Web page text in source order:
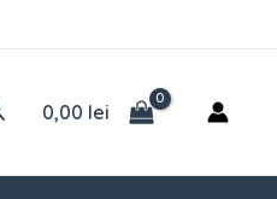
0,00 lei